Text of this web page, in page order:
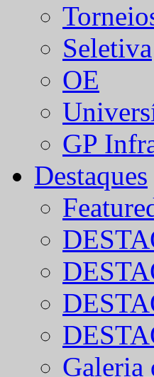
Seletiva
OE
GP
Destaques
Galeria